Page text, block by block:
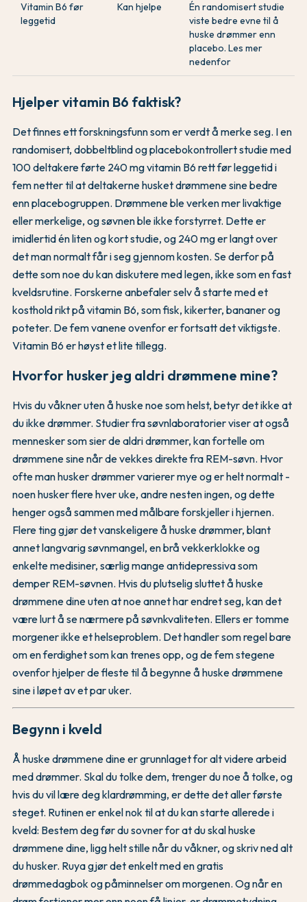
Vitamin B6 før
leggetid
Kan hjelpe
Én randomisert studie
viste bedre evne til å
huske drømmer enn
placebo. Les mer
nedenfor
Hjelper vitamin B6 faktisk?
Det finnes ett forskningsfunn som er verdt å merke seg. I en
randomisert, dobbeltblind og placebokontrollert studie med
100 deltakere førte 240 mg vitamin B6 rett før leggetid i
fem netter til at deltakerne husket drømmene sine bedre
enn placebogruppen. Drømmene ble verken mer livaktige
eller merkelige, og søvnen ble ikke forstyrret. Dette er
imidlertid én liten og kort studie, og 240 mg er langt over
det man normalt får i seg gjennom kosten. Se derfor på
dette som noe du kan diskutere med legen, ikke som en fast
kveldsrutine. Forskerne anbefaler selv å starte med et
kosthold rikt på vitamin B6, som fisk, kikerter, bananer og
poteter. De fem vanene ovenfor er fortsatt det viktigste.
Vitamin B6 er høyst et lite tillegg.
Hvorfor husker jeg aldri drømmene mine?
Hvis du våkner uten å huske noe som helst, betyr det ikke at
du ikke drømmer. Studier fra søvnlaboratorier viser at også
mennesker som sier de aldri drømmer, kan fortelle om
drømmene sine når de vekkes direkte fra REM-søvn. Hvor
ofte man husker drømmer varierer mye og er helt normalt -
noen husker flere hver uke, andre nesten ingen, og dette
henger også sammen med målbare forskjeller i hjernen.
Flere ting gjør det vanskeligere å huske drømmer, blant
annet langvarig søvnmangel, en brå vekkerklokke og
enkelte medisiner, særlig mange antidepressiva som
demper REM-søvnen. Hvis du plutselig sluttet å huske
drømmene dine uten at noe annet har endret seg, kan det
være lurt å se nærmere på søvnkvaliteten. Ellers er tomme
morgener ikke et helseproblem. Det handler som regel bare
om en ferdighet som kan trenes opp, og de fem stegene
ovenfor hjelper de fleste til å begynne å huske drømmene
sine i løpet av et par uker.
Begynn i kveld
Å huske drømmene dine er grunnlaget for alt videre arbeid
med drømmer. Skal du tolke dem, trenger du noe å tolke, og
hvis du vil lære deg klardrømming, er dette det aller første
steget. Rutinen er enkel nok til at du kan starte allerede i
kveld: Bestem deg før du sovner for at du skal huske
drømmene dine, ligg helt stille når du våkner, og skriv ned alt
du husker. Ruya gjør det enkelt med en gratis
drømmedagbok og påminnelser om morgenen. Og når en